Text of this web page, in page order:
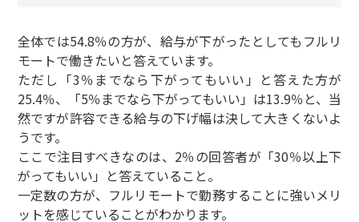
全体では54.8％の方が、給与が下がったとしてもフルリ
モートで働きたいと答えています。
ただし「3％までなら下がってもいい」と答えた方が
25.4％、「5％までなら下がってもいい」は13.9％と、当
然ですが許容できる給与の下げ幅は決して大きくないよ
うです。
ここで注目すべきなのは、2％の回答者が「30％以上下
がってもいい」と答えていること。
一定数の方が、フルリモートで勤務することに強いメリ
ットを感じていることがわかります。